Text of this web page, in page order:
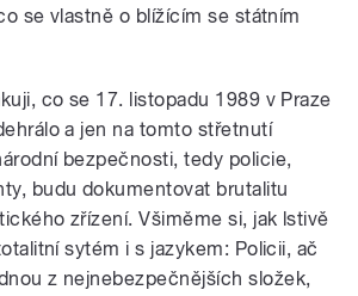
se vlastně o blížícím se státním
co se 17. listopadu 1989 v Praze
a jen na tomto střetnutí
bezpečnosti, tedy policie,
budu dokumentovat brutalitu
zřízení. Všiměme si, jak lstivě
sytém i s jazykem: Policii, ač
z nejnebezpečnějších složek,